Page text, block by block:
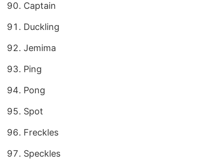
Captain
Duckling
Jemima
Ping
Pong
Spot
Freckles
Speckles